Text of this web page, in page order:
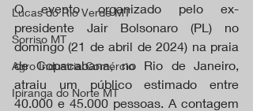
Lucas do Rio Verde MT
Sorriso MT
Agro Industria Comércio
Ipiranga do Norte MT
O evento organizado pelo ex-
presidente Jair Bolsonaro (PL) no
domingo (21 de abril de 2024) na praia
de Copacabana, no Rio de Janeiro,
atraiu um público estimado entre
40.000 e 45.000 pessoas. A contagem